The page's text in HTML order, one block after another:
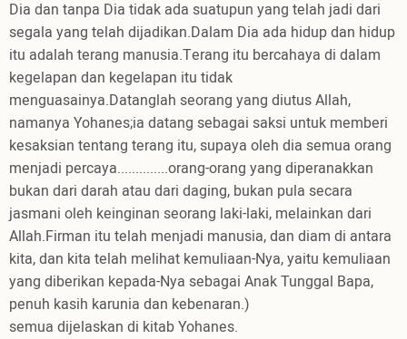
Dia dan tanpa Dia tidak ada suatupun yang telah jadi dari
segala yang telah dijadikan.Dalam Dia ada hidup dan hidup
itu adalah terang manusia.Terang itu bercahaya di dalam
kegelapan dan kegelapan itu tidak
menguasainya.Datanglah seorang yang diutus Allah,
namanya Yohanes;ia datang sebagai saksi untuk memberi
kesaksian tentang terang itu, supaya oleh dia semua orang
menjadi percaya..............orang-orang yang diperanakkan
bukan dari darah atau dari daging, bukan pula secara
jasmani oleh keinginan seorang laki-laki, melainkan dari
Allah.Firman itu telah menjadi manusia, dan diam di antara
kita, dan kita telah melihat kemuliaan-Nya, yaitu kemuliaan
yang diberikan kepada-Nya sebagai Anak Tunggal Bapa,
penuh kasih karunia dan kebenaran.)
semua dijelaskan di kitab Yohanes.